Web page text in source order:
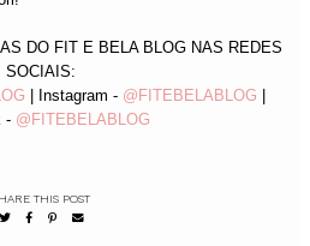
DO FIT E BELA BLOG NAS REDES
SOCIAIS:
| Instagram - @FITEBELABLOG
- @ FITEBELABLOG
THIS POST